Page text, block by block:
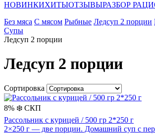
НОВИНКИХИТЫОТЗЫВЫРАЗБОР
Без мяса С мясом Рыбные Ледсуп 2 порции
Супы
Ледсуп 2 порции
Ледсуп 2 порции
Сортировка
8% ❄️ СКП
Рассольник с курицей / 500 гр 2*250 г
2×250 г — две порции. Домашний суп с